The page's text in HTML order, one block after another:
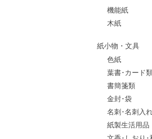
機能紙
木紙
紙小物・文具
色紙
葉書･カード類
書簡箋類
金封･袋
名刺･名刺入
紙製生活用品